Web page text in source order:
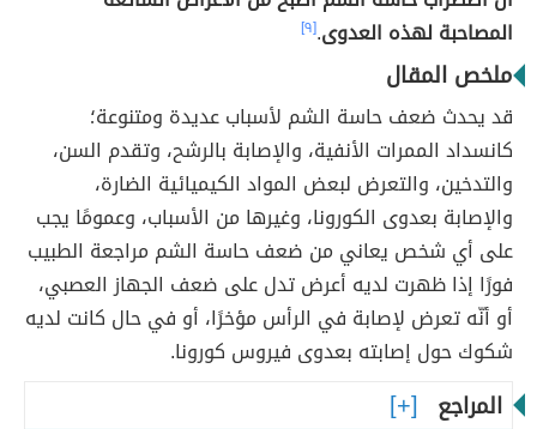
المصاحبة لهذه العدوى.[٩]
ملخص المقال
قد يحدث ضعف حاسة الشم لأسباب عديدة ومتنوعة؛
كانسداد الممرات الأنفية، والإصابة بالرشح، وتقدم السن،
والتدخين، والتعرض لبعض المواد الكيميائية الضارة،
والإصابة بعدوى الكورونا، وغيرها من الأسباب، وعمومًا يجب
على أي شخص يعاني من ضعف حاسة الشم مراجعة الطبيب
فورًا إذا ظهرت لديه أعرض تدل على ضعف الجهاز العصبي،
أو أنّه تعرض لإصابة في الرأس مؤخرًا، أو في حال كانت لديه
شكوك حول إصابته بعدوى فيروس كورونا.
المراجع